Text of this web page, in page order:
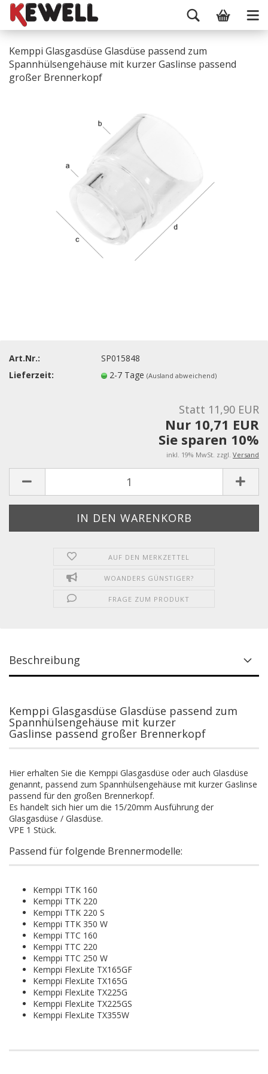
Kemppi Glasgasdüse Glasdüse passend zum
Spannhülsengehäuse mit kurzer Gaslinse passend
großer Brennerkopf
Art.Nr.:
SP015848
Lieferzeit:
2-7 Tage(Ausland abweichend)
Statt 11,90 EUR
Nur 10,71 EUR
Sie sparen 10%
inkl. 19% MwSt. zzgl. Versand
AUF DEN MERKZETTEL
WOANDERS GÜNSTIGER?
FRAGE ZUM PRODUKT
Beschreibung
Kemppi Glasgasdüse Glasdüse passend zum
Spannhülsengehäuse mit kurzer
Gaslinse passend großer Brennerkopf
Hier erhalten Sie die Kemppi Glasgasdüse oder auch Glasdüse
genannt, passend zum Spannhülsengehäuse mit kurzer Gaslinse
passend für den großen Brennerkopf.
Es handelt sich hier um die 15/20mm Ausführung der
Glasgasdüse / Glasdüse.
VPE 1 Stück.
Passend für folgende Brennermodelle:
Kemppi TTK 160
Kemppi TTK 220
Kemppi TTK 220 S
Kemppi TTK 350 W
Kemppi TTC 160
Kemppi TTC 220
Kemppi TTC 250 W
Kemppi FlexLite TX165GF
Kemppi FlexLite TX165G
Kemppi FlexLite TX225G
Kemppi FlexLite TX225GS
Kemppi FlexLite TX355W